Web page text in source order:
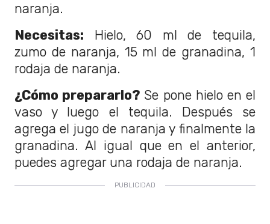
naranja.
Necesitas: Hielo, 60 ml de tequila,
zumo de naranja, 15 ml de granadina, 1
rodaja de naranja.
¿Cómo prepararlo? Se pone hielo en el
vaso y luego el tequila. Después se
agrega el jugo de naranja y finalmente la
granadina. Al igual que en el anterior,
puedes agregar una rodaja de naranja.